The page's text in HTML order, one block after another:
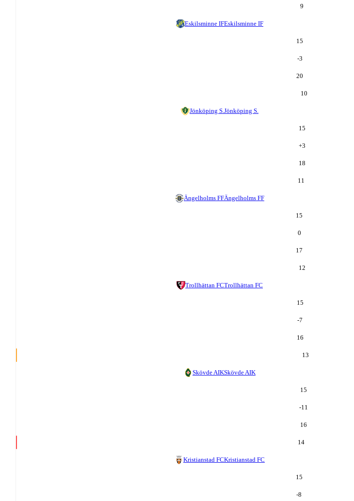
9
Eskilsminne IFEskilsminne IF
15
-3
20
10
Jönköping S. Jönköping S.
15
+3
18
11
Ängelholms FFÄngelholms FF
15
0
17
12
Trollhättan FCTrollhättan FC
15
-7
16
13
Skövde AIKSkövde AIK
15
-11
16
14
Kristianstad FCKristianstad FC
15
-8